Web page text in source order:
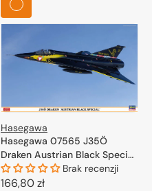
Hasegawa
Hasegawa 07565 J35Ö
Draken Austrian Black Special
1/48
Brak recenzji
Cena
166,80 zł